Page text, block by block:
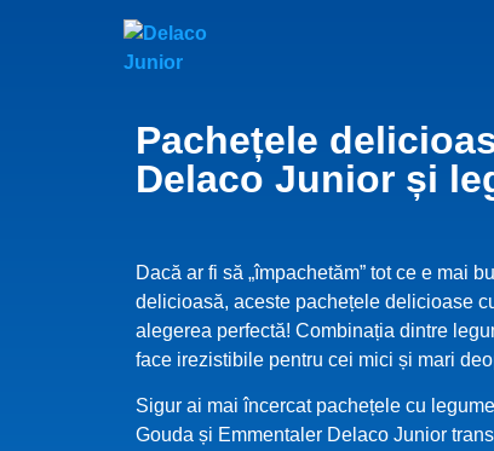
Pachețele
Delaco Junior și
Dacă ar fi să „împachetăm” tot ce e mai
delicioasă, aceste pachețele delicioase
alegerea perfectă! Combinația dintre
face irezistibile pentru cei mici și mari
Sigur ai mai încercat pachețele cu
Gouda și Emmentaler Delaco Junior